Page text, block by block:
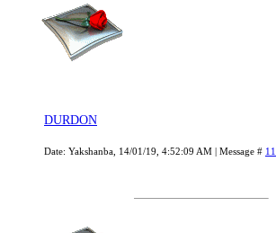
DURDON
Date: Yakshanba, 14/01/19, 4:52:09 AM | Message # 11